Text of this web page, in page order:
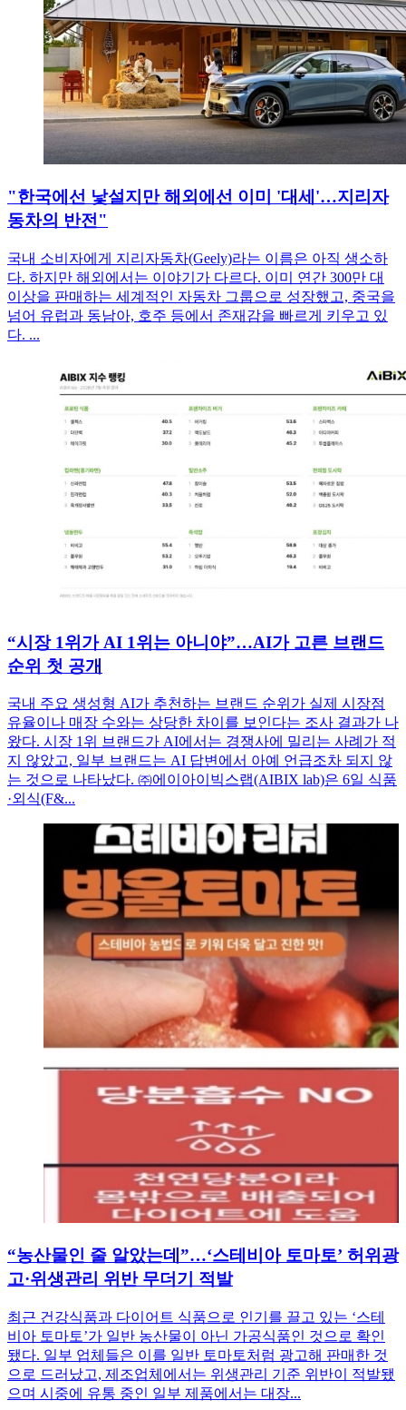
"한국에선 낯설지만 해외에선 이미 '대세'…지리자
동차의 반전"
국내 소비자에게 지리자동차(Geely)라는 이름은 아직 생소하
다. 하지만 해외에서는 이야기가 다르다. 이미 연간 300만 대
이상을 판매하는 세계적인 자동차 그룹으로 성장했고, 중국을
넘어 유럽과 동남아, 호주 등에서 존재감을 빠르게 키우고 있
다. ...
“시장 1위가 AI 1위는 아니야”…AI가 고른 브랜드
순위 첫 공개
국내 주요 생성형 AI가 추천하는 브랜드 순위가 실제 시장점
유율이나 매장 수와는 상당한 차이를 보인다는 조사 결과가 나
왔다. 시장 1위 브랜드가 AI에서는 경쟁사에 밀리는 사례가 적
지 않았고, 일부 브랜드는 AI 답변에서 아예 언급조차 되지 않
는 것으로 나타났다. ㈜에이아이빅스랩(AIBIX lab)은 6일 식품
·외식(F&...
“농산물인 줄 알았는데”…‘스테비아 토마토’ 허위광
고·위생관리 위반 무더기 적발
최근 건강식품과 다이어트 식품으로 인기를 끌고 있는 ‘스테
비아 토마토’가 일반 농산물이 아닌 가공식품인 것으로 확인
됐다. 일부 업체들은 이를 일반 토마토처럼 광고해 판매한 것
으로 드러났고, 제조업체에서는 위생관리 기준 위반이 적발됐
으며 시중에 유통 중인 일부 제품에서는 대장...